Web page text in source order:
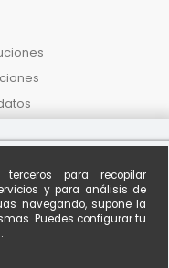
para recopilar
y para análisis de
navegando, supone la
Puedes configurar tu
€3,000.00
no
Calcula tu
cuota